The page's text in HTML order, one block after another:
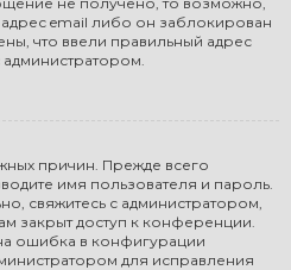
email либо он заблокирован
что ввели правильный адрес
администратором.
причин. Прежде всего
имя пользователя и пароль.
свяжитесь с администратором,
закрыт доступ к конференции.
ошибка в конфигурации
для исправления